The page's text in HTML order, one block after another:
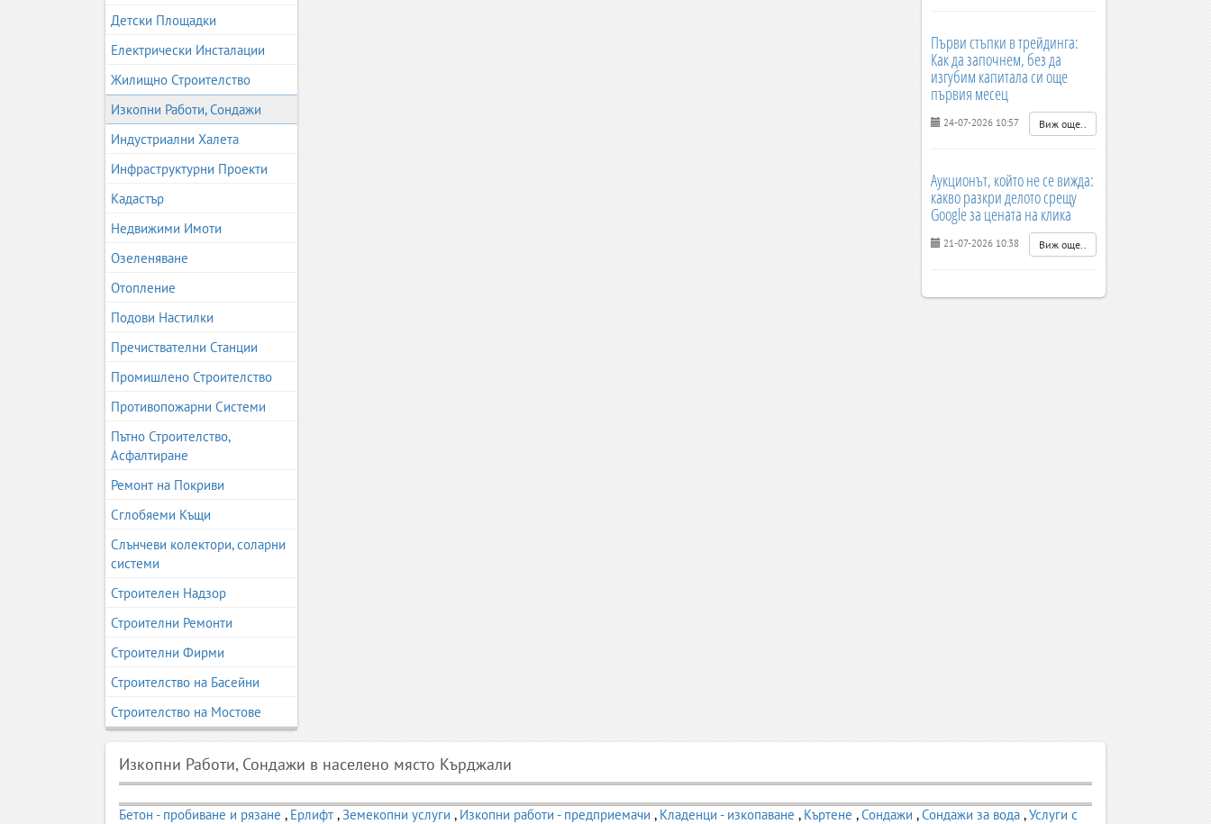
Детски Площадки
Електрически Инсталации
Жилищно Строителство
Изкопни Работи, Сондажи
Индустриални Халета
Инфраструктурни Проекти
Кадастър
Недвижими Имоти
Озеленяване
Отопление
Подови Настилки
Пречиствателни Станции
Промишлено Строителство
Противопожарни Системи
Пътно Строителство,
Асфалтиране
Ремонт на Покриви
Сглобяеми Къщи
Слънчеви колектори, соларни
системи
Строителен Надзор
Строителни Ремонти
Строителни Фирми
Строителство на Басейни
Строителство на Мостове
Първи стъпки в трейдинга:
Как да започнем, без да
изгубим капитала си още
първия месец
24-07-2026 10:57 Виж още..
Аукционът, който не се вижда:
какво разкри делото срещу
Google за цената на клика
21-07-2026 10:38 Виж още..
Изкопни Работи, Сондажи в населено място Кърджали
Бетон - пробиване и рязане , Ерлифт ,Земекопни услуги , Изкопни работи - предприемачи , Кладенци - изкопаване , Къртене ,Сондажи ,Сондажи за вода ,Услуги с